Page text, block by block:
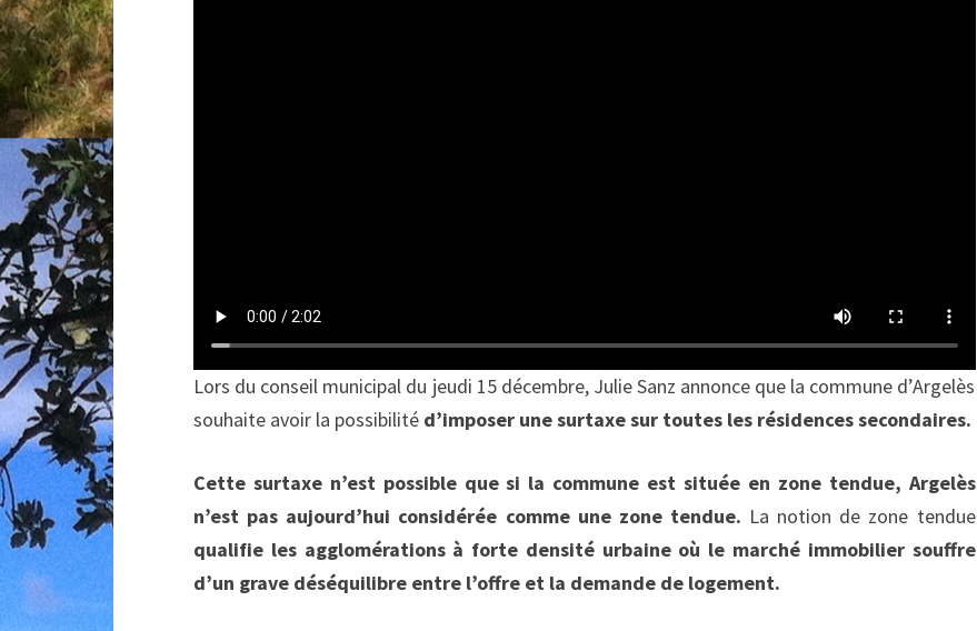
Lors du conseil municipal du jeudi 15 décembre, Julie Sanz annonce que la commune d’Argelès
souhaite avoir la possibilité d’imposer une surtaxe sur toutes les résidences secondaires.
Cette surtaxe n’est possible que si la commune est située en zone tendue, Argelès
n’est pas aujourd’hui considérée comme une zone tendue. La notion de zone tendue
qualifie les agglomérations à forte densité urbaine où le marché immobilier souffre
d’un grave déséquilibre entre l’offre et la demande de logement.